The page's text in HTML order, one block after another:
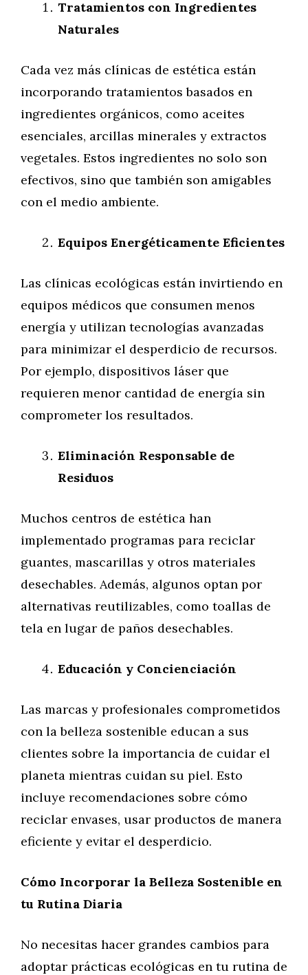
Tratamientos con Ingredientes
Naturales
Cada vez más clínicas de estética están
incorporando tratamientos basados en
ingredientes orgánicos, como aceites
esenciales, arcillas minerales y extractos
vegetales. Estos ingredientes no solo son
efectivos, sino que también son amigables
con el medio ambiente.
Equipos Energéticamente Eficientes
Las clínicas ecológicas están invirtiendo en
equipos médicos que consumen menos
energía y utilizan tecnologías avanzadas
para minimizar el desperdicio de recursos.
Por ejemplo, dispositivos láser que
requieren menor cantidad de energía sin
comprometer los resultados.
Eliminación Responsable de
Residuos
Muchos centros de estética han
implementado programas para reciclar
guantes, mascarillas y otros materiales
desechables. Además, algunos optan por
alternativas reutilizables, como toallas de
tela en lugar de paños desechables.
Educación y Concienciación
Las marcas y profesionales comprometidos
con la belleza sostenible educan a sus
clientes sobre la importancia de cuidar el
planeta mientras cuidan su piel. Esto
incluye recomendaciones sobre cómo
reciclar envases, usar productos de manera
eficiente y evitar el desperdicio.
Cómo Incorporar la Belleza Sostenible en
tu Rutina Diaria
No necesitas hacer grandes cambios para
adoptar prácticas ecológicas en tu rutina de